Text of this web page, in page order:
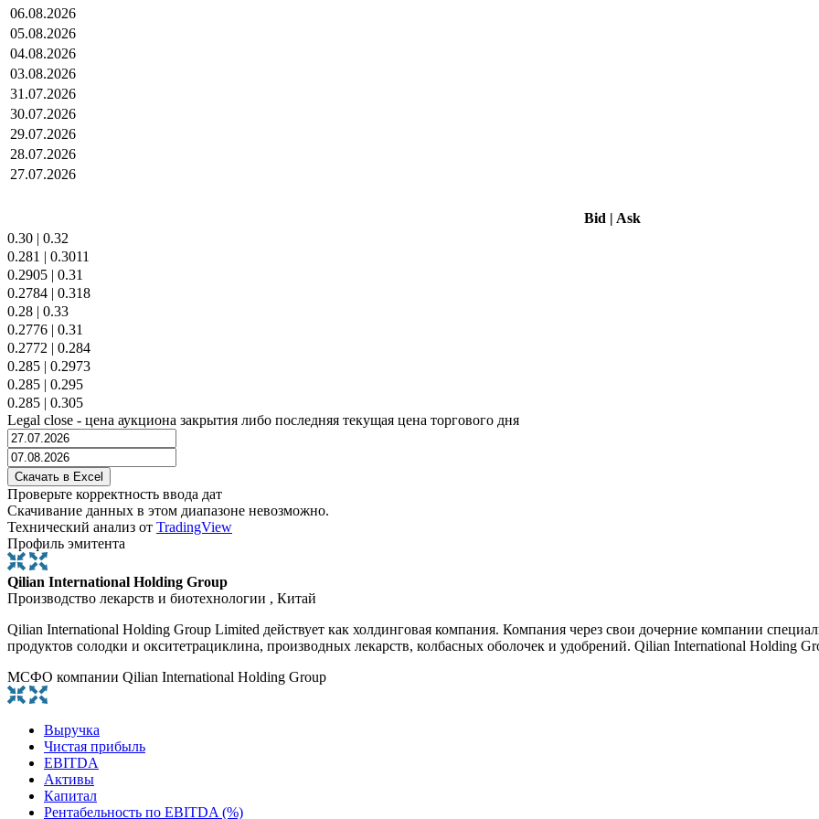
06.08.2026
05.08.2026
04.08.2026
03.08.2026
31.07.2026
30.07.2026
29.07.2026
28.07.2026
27.07.2026
Bid | Ask
0.30 | 0.32
0.281 | 0.3011
0.2905 | 0.31
0.2784 | 0.318
0.28 | 0.33
0.2776 | 0.31
0.2772 | 0.284
0.285 | 0.2973
0.285 | 0.295
0.285 | 0.305
Legal close - цена аукциона закрытия либо последняя текущая цена торгового дня
Проверьте корректность ввода дат
Скачивание данных в этом диапазоне невозможно.
Технический анализ от TradingView
Профиль эмитента
Qilian International Holding Group
Производство лекарств и биотехнологии , Китай
Qilian International Holding Group Limited действует как холдинговая компания. Компания через свои дочерние компании
продуктов солодки и окситетрациклина, производных лекарств, колбасных оболочек и удобрений. Qilian International Holding
МСФО компании Qilian International Holding Group
Выручка
Чистая прибыль
EBITDA
Активы
Капитал
Рентабельность по EBITDA (%)